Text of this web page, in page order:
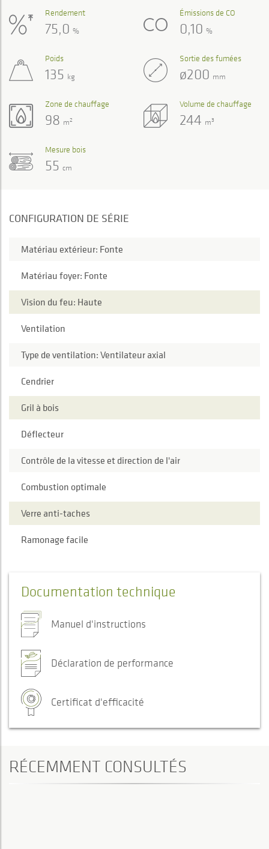
Rendement
75,0 %
Émissions de CO
0,10 %
Volume de chauffage
244 m3
Zone de chauffage
98 m2
Poids
135 kg
Sortie des fumées
ø200 mm
Mesure bois
55 cm
CONFIGURATION DE SÉRIE
Matériau extérieur: Fonte
Matériau foyer: Fonte
Vision du feu: Haute
Ventilation
Type de ventilation: Ventilateur axial
Cendrier
Gril à bois
Déflecteur
Contrôle de la vitesse et direction de l'air
Combustion optimale
Verre anti-taches
Ramonage facile
Documentation technique
Manuel d'instructions
Déclaration de performance
Certificat d'efficacité
RÉCEMMENT CONSULTÉS